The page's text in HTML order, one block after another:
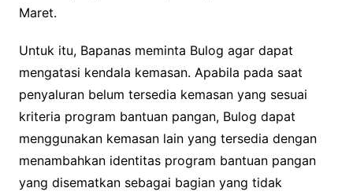
Maret.
Untuk itu, Bapanas meminta Bulog agar dapat
mengatasi kendala kemasan. Apabila pada saat
penyaluran belum tersedia kemasan yang sesuai
kriteria program bantuan pangan, Bulog dapat
menggunakan kemasan lain yang tersedia dengan
menambahkan identitas program bantuan pangan
yang disematkan sebagai bagian yang tidak